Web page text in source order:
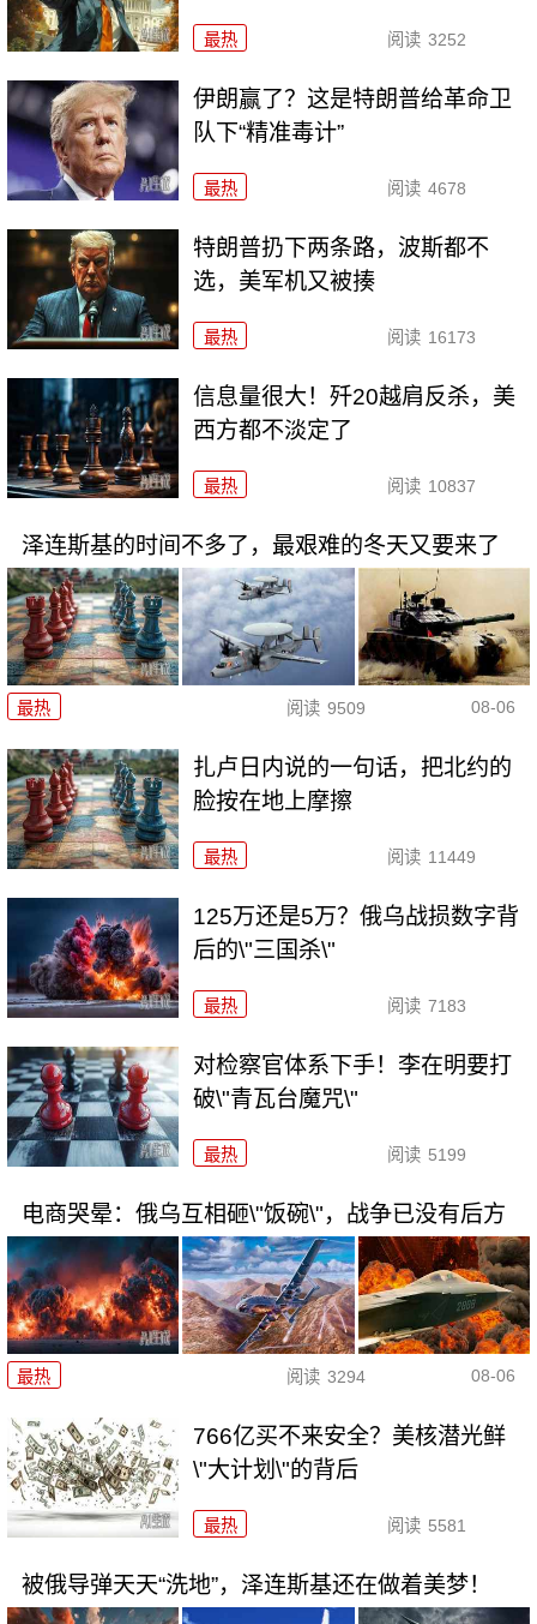
最热 阅读 3252
伊朗赢了？这是特朗普给革命卫
队下“精准毒计”
最热 阅读 4678
特朗普扔下两条路，波斯都不
选，美军机又被揍
最热 阅读 16173
信息量很大！歼20越肩反杀，美
西方都不淡定了
最热 阅读 10837
泽连斯基的时间不多了，最艰难的冬天又要来了
最热 阅读 9509 08-06
扎卢日内说的一句话，把北约的
脸按在地上摩擦
最热 阅读 11449
125万还是5万？俄乌战损数字背
后的\"三国杀\"
最热 阅读 7183
对检察官体系下手！李在明要打
破\"青瓦台魔咒\"
最热 阅读 5199
电商哭晕：俄乌互相砸\"饭碗\"，战争已没有后方
最热 阅读 3294 08-06
766亿买不来安全？美核潜光鲜
\"大计划\"的背后
最热 阅读 5581
被俄导弹天天“洗地”，泽连斯基还在做着美梦！